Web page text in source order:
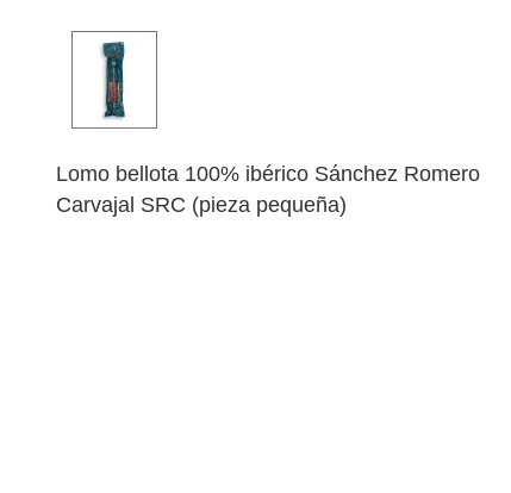
Lomo bellota 100% ibérico Sánchez Romero
Carvajal SRC (pieza pequeña)